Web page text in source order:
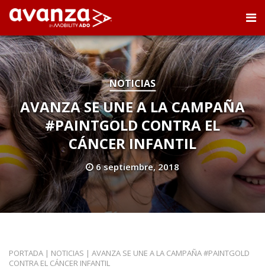
NOTICIAS
AVANZA SE UNE A LA CAMPAÑA
#PAINTGOLD CONTRA EL
CÁNCER INFANTIL
6 septiembre, 2018
PORTADA | NOTICIAS | AVANZA SE UNE A LA CAMPAÑA #PAINTGOLD
CONTRA EL CÁNCER INFANTIL